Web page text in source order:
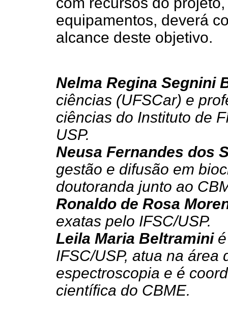
equipamentos, deverá
alcance deste objetivo.
Nelma Regina Segnini
ciências (UFSCar) e
ciências do Instituto de
USP.
Neusa Fernandes dos
gestão e difusão em
doutoranda junto ao
Ronaldo de Rosa
exatas pelo IFSC/USP.
Leila Maria Beltraminié
IFSC/USP, atua na área
espectroscopia e é
científica do CBME.